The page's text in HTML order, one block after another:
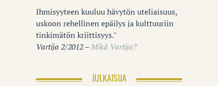
Ihmisyyteen kuuluu hävytön uteliaisuus,
uskoon rehellinen epäilys ja kulttuuriin
tinkimätön kriittisyys."
Vartija 2/2012 –Mikä Vartija?
JULKAISIJA